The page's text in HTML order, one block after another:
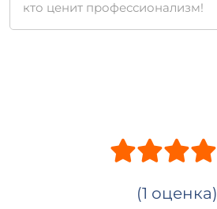
кто ценит профессионализм!
(1 оценка)